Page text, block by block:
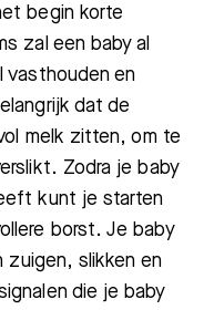
Zoeken
begin korte
zal een baby al
vasthouden en
dat de
melk zitten, om te
Zodra je baby
kunt je starten
borst. Je baby
zuigen, slikken en
die je baby